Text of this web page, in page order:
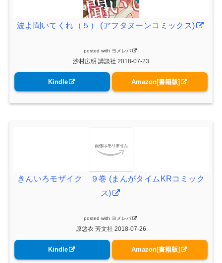
波よ聞いてくれ（５） (アフタヌーンコミックス)
posted with ヨメレバ
沙村広明 講談社 2018-07-23
Kindle Amazon[書籍版]
きんいろモザイク ９巻 (まんがタイムKRコミック
ス)
posted with ヨメレバ
原悠衣 芳文社 2018-07-26
Kindle Amazon[書籍版]